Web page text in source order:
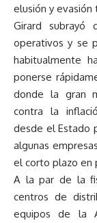
elusión y evasión
Girard subrayó
operativos y se
habitualmente
ponerse
donde la gran
contra la
desde el Estado
algunas
el corto plazo en
A la par de la
centros de
equipos de la